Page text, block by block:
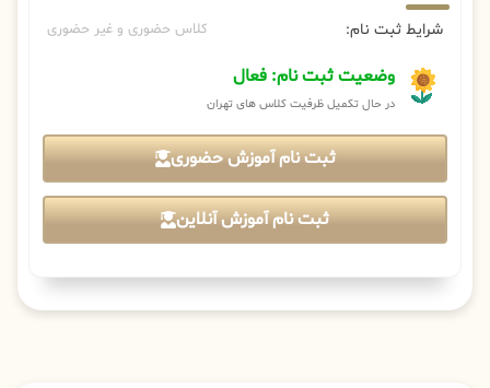
شرایط ثبت نام: کلاس حضوری و غیر حضوری
وضعیت ثبت نام: فعال
در حال تکمیل ظرفیت کلاس های تهران
ثبت نام آموزش حضوری
ثبت نام آموزش آنلاین